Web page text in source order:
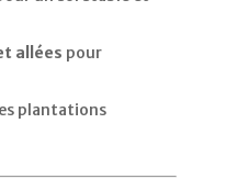
allées pour
plantations